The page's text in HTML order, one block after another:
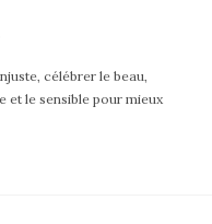
célébrer le beau,
et le sensible pour mieux